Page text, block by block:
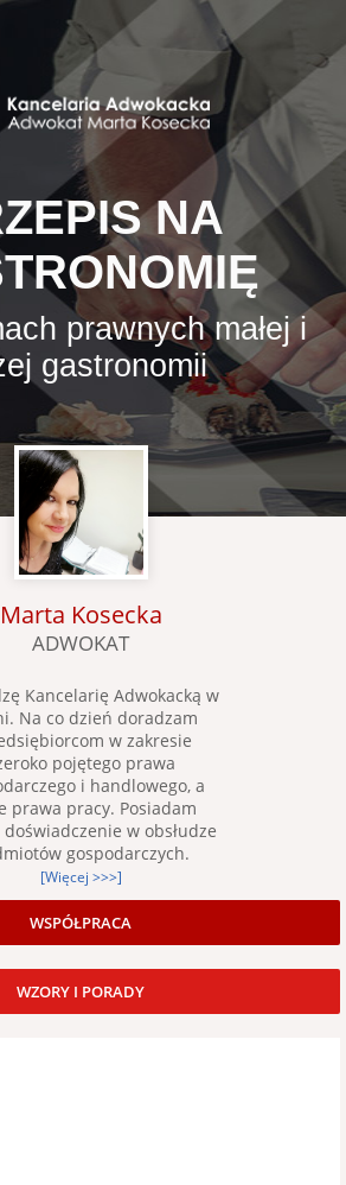
NA
prawnych małej i
gastronomii
Marta Kosecka
ADWOKAT
Kancelarię Adwokacką w
Na co dzień doradzam
w zakresie
pojętego prawa
i handlowego, a
prawa pracy. Posiadam
w obsłudze
gospodarczych.
[Więcej >>>]
WSPÓŁPRACA
WZORY I PORADY